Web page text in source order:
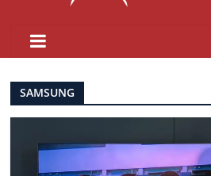
SAMSUNG